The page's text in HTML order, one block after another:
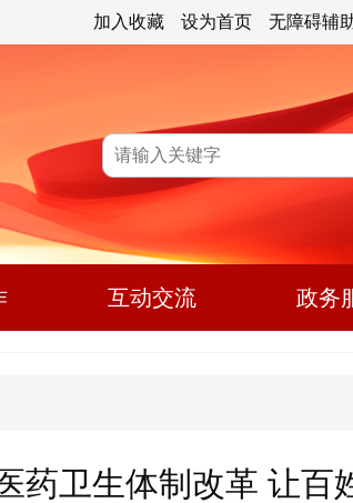
无障碍辅
设为首页
加入收藏
互动交流 政务
卫生体制改革 让百